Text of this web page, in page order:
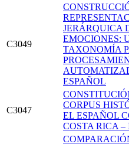
C3049
JERÁRQUICA
EMOCIONES:
TAXONOMÍA
ESPAÑOL
C3047
CORPUS
EL ESPAÑOL
COSTA RICA –